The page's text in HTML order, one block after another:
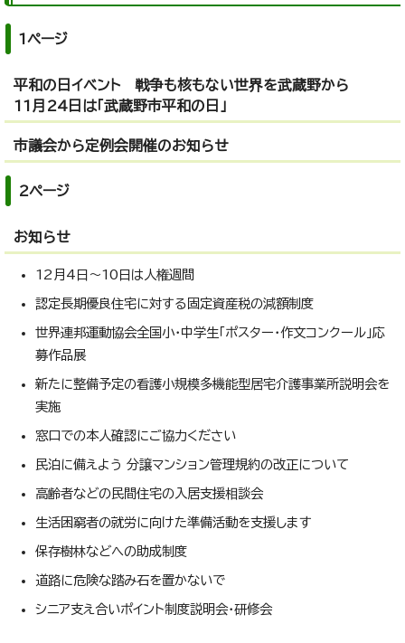
1ページ
平和の日イベント 戦争も核もない世界を武蔵野から
11月24日は「武蔵野市平和の日」
市議会から定例会開催のお知らせ
2ページ
お知らせ
12月4日～10日は人権週間
認定長期優良住宅に対する固定資産税の減額制度
世界連邦運動協会全国小・中学生「ポスター・作文コンクール」応
募作品展
新たに整備予定の看護小規模多機能型居宅介護事業所説明会を
実施
窓口での本人確認にご協力ください
民泊に備えよう 分譲マンション管理規約の改正について
高齢者などの民間住宅の入居支援相談会
生活困窮者の就労に向けた準備活動を支援します
保存樹林などへの助成制度
道路に危険な踏み石を置かないで
シニア支え合いポイント制度説明会・研修会